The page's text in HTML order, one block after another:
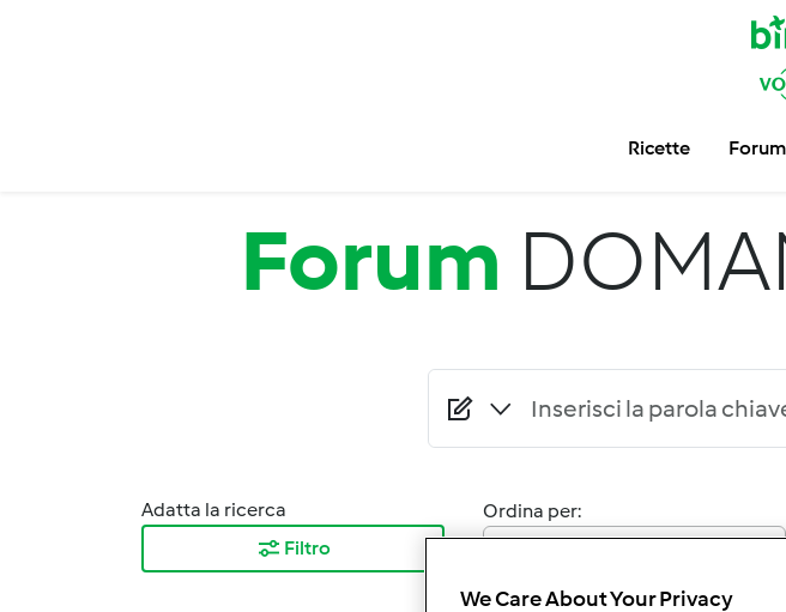
Ricette Forum
Forum
Adatta la ricerca
Filtro
Ordina per:
We Care About Your Privacy